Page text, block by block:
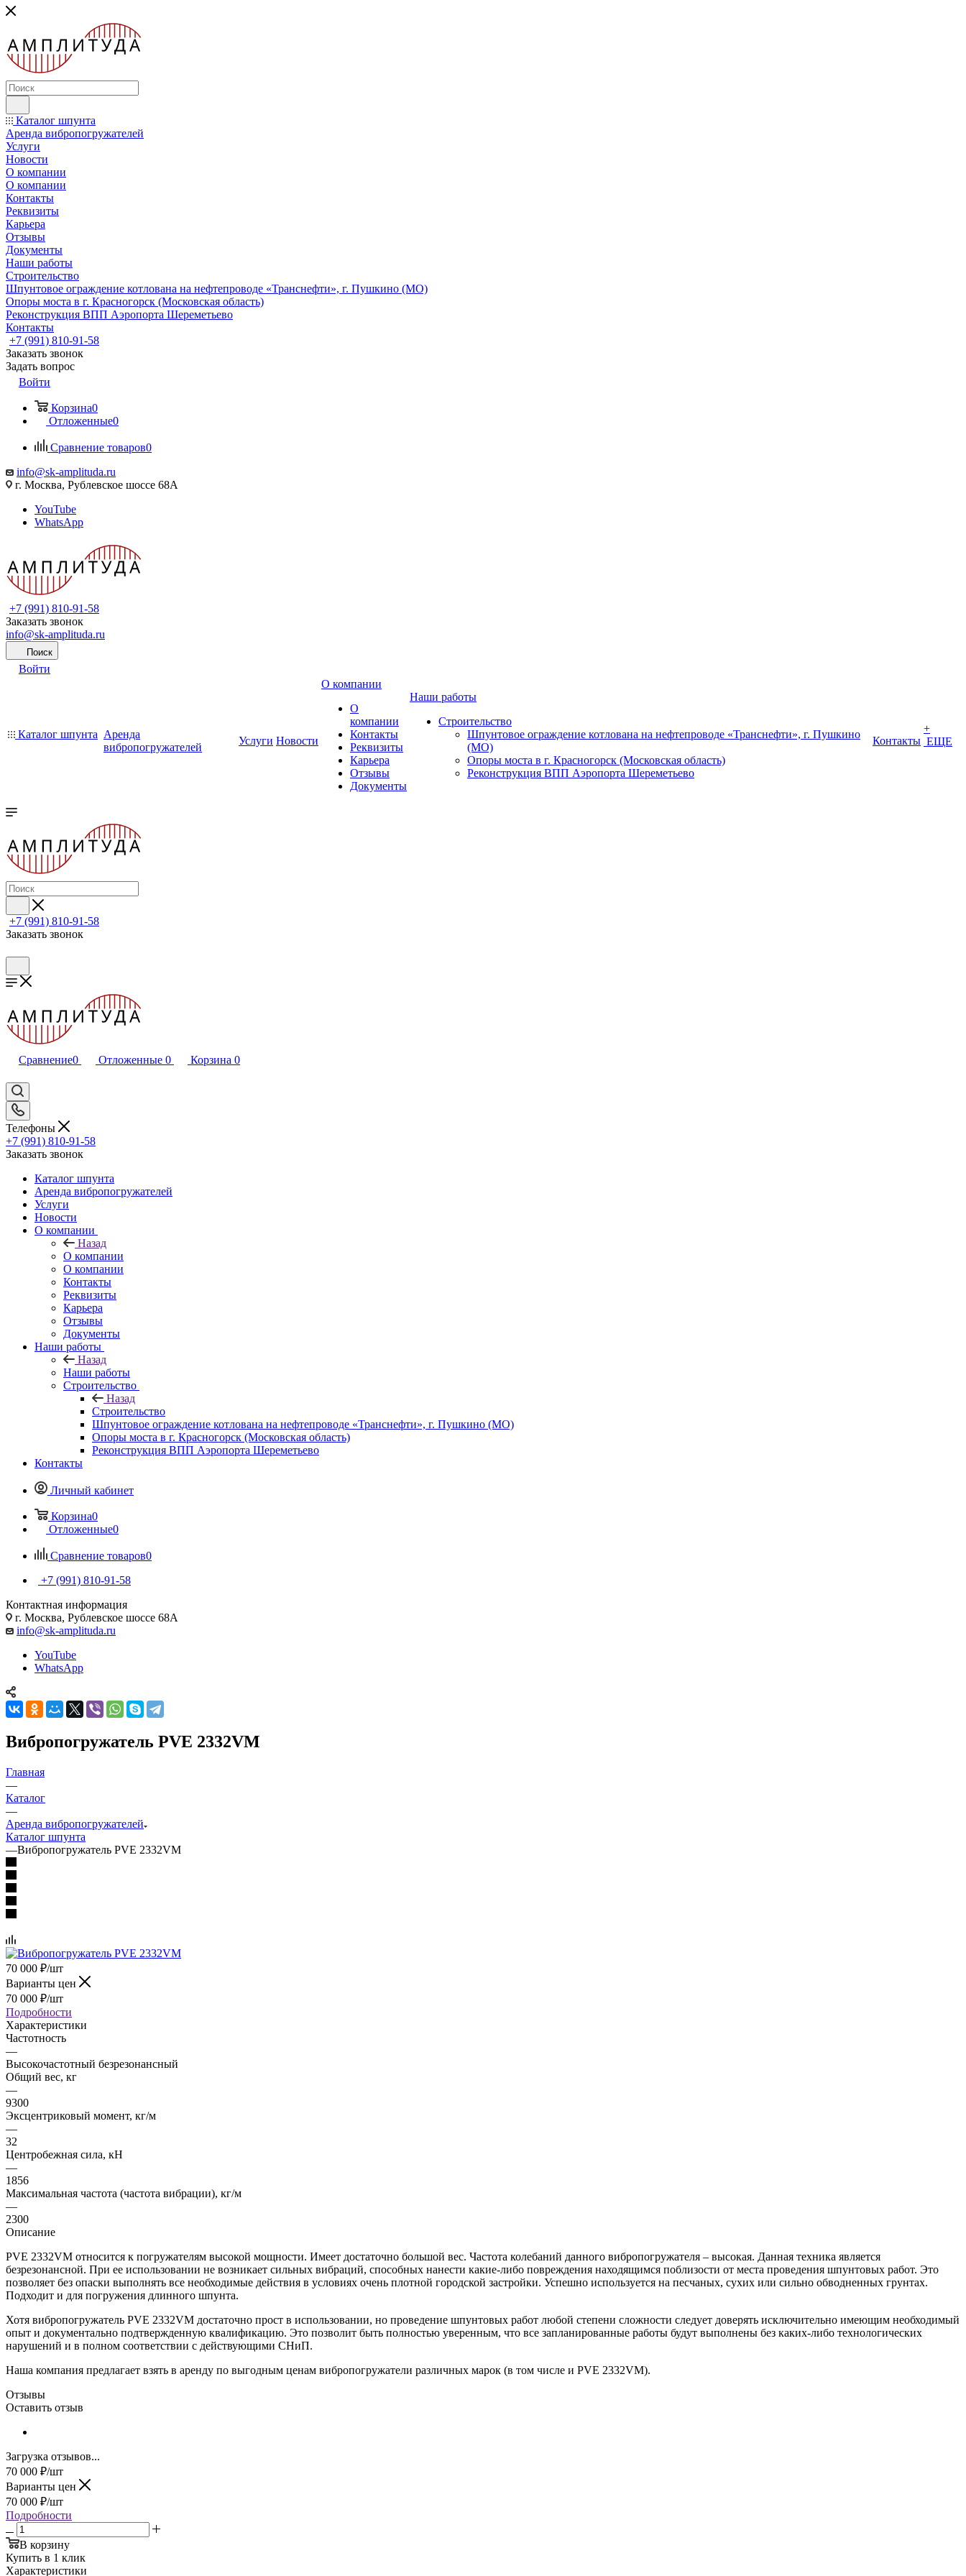
Каталог шпунта
Аренда вибропогружателей
Услуги
Новости
О компании
О компании
Контакты
Реквизиты
Карьера
Отзывы
Документы
Наши работы
Строительство
Шпунтовое ограждение котлована на нефтепроводе «Транснефти», г. Пушкино (МО)
Опоры моста в г. Красногорск (Московская область)
Реконструкция ВПП Аэропорта Шереметьево
Контакты
+7 (991) 810-91-58
Заказать звонок
Задать вопрос
Войти
Корзина0
Отложенные0
Сравнение товаров0
info@sk-amplituda.ru
г. Москва, Рублевское шоссе 68А
YouTube
WhatsApp
+7 (991) 810-91-58
Заказать звонок
info@sk-amplituda.ru
Поиск
Войти
Каталог шпунта Аренда
вибропогружателей
Услуги Новости
О компании
О
компании
Контакты
Реквизиты
Карьера
Отзывы
Документы
Наши работы
Строительство
Шпунтовое ограждение котлована на нефтепроводе «Транснефти», г. Пушкино
(МО)
Опоры моста в г. Красногорск (Московская область)
Реконструкция ВПП Аэропорта Шереметьево
Контакты
+
ЕЩЕ
+7 (991) 810-91-58
Заказать звонок
Сравнение0 Отложенные 0 Корзина 0
Телефоны
+7 (991) 810-91-58
Заказать звонок
Каталог шпунта
Аренда вибропогружателей
Услуги
Новости
О компании
Назад
О компании
О компании
Контакты
Реквизиты
Карьера
Отзывы
Документы
Наши работы
Назад
Наши работы
Строительство
Назад
Строительство
Шпунтовое ограждение котлована на нефтепроводе «Транснефти», г. Пушкино (МО)
Опоры моста в г. Красногорск (Московская область)
Реконструкция ВПП Аэропорта Шереметьево
Контакты
Личный кабинет
Корзина0
Отложенные0
Сравнение товаров0
+7 (991) 810-91-58
Контактная информация
г. Москва, Рублевское шоссе 68А
info@sk-amplituda.ru
YouTube
WhatsApp
Вибропогружатель PVE 2332VM
Главная
—
Каталог
—
Аренда вибропогружателей
Каталог шпунта
—Вибропогружатель PVE 2332VM
70 000 ₽/шт
Варианты цен
70 000 ₽/шт
Подробности
Характеристики
Частотность
—
Высокочастотный безрезонансный
Общий вес, кг
—
9300
Эксцентриковый момент, кг/м
—
32
Центробежная сила, кН
—
1856
Максимальная частота (частота вибрации), кг/м
—
2300
Описание
PVE 2332VM относится к погружателям высокой мощности. Имеет достаточно большой вес. Частота колебаний данного вибропогружателя – высокая. Данная техника является
безрезонансной. При ее использовании не возникает сильных вибраций, способных нанести какие-либо повреждения находящимся поблизости от места проведения шпунтовых работ. Это
позволяет без опаски выполнять все необходимые действия в условиях очень плотной городской застройки. Успешно используется на песчаных, сухих или сильно обводненных грунтах.
Подходит и для погружения длинного шпунта.
Хотя вибропогружатель PVE 2332VM достаточно прост в использовании, но проведение шпунтовых работ любой степени сложности следует доверять исключительно имеющим необходимый
опыт и документально подтвержденную квалификацию. Это позволит быть полностью уверенным, что все запланированные работы будут выполнены без каких-либо технологических
нарушений и в полном соответствии с действующими СНиП.
Наша компания предлагает взять в аренду по выгодным ценам вибропогружатели различных марок (в том числе и PVE 2332VM).
Отзывы
Оставить отзыв
Загрузка отзывов...
70 000 ₽/шт
Варианты цен
70 000 ₽/шт
Подробности
В корзину
Купить в 1 клик
Характеристики